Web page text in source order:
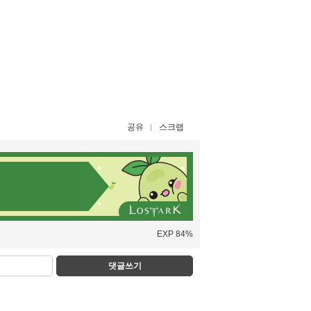
공유 스크랩
EXP 84%
댓글쓰기